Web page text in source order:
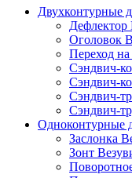
Двухконтурные
Дефлектор
Оголовок
Переход
Сэндвич-
Сэндвич-
Сэндвич-
Сэндвич-
Одноконтурные
Заслонка
Зонт